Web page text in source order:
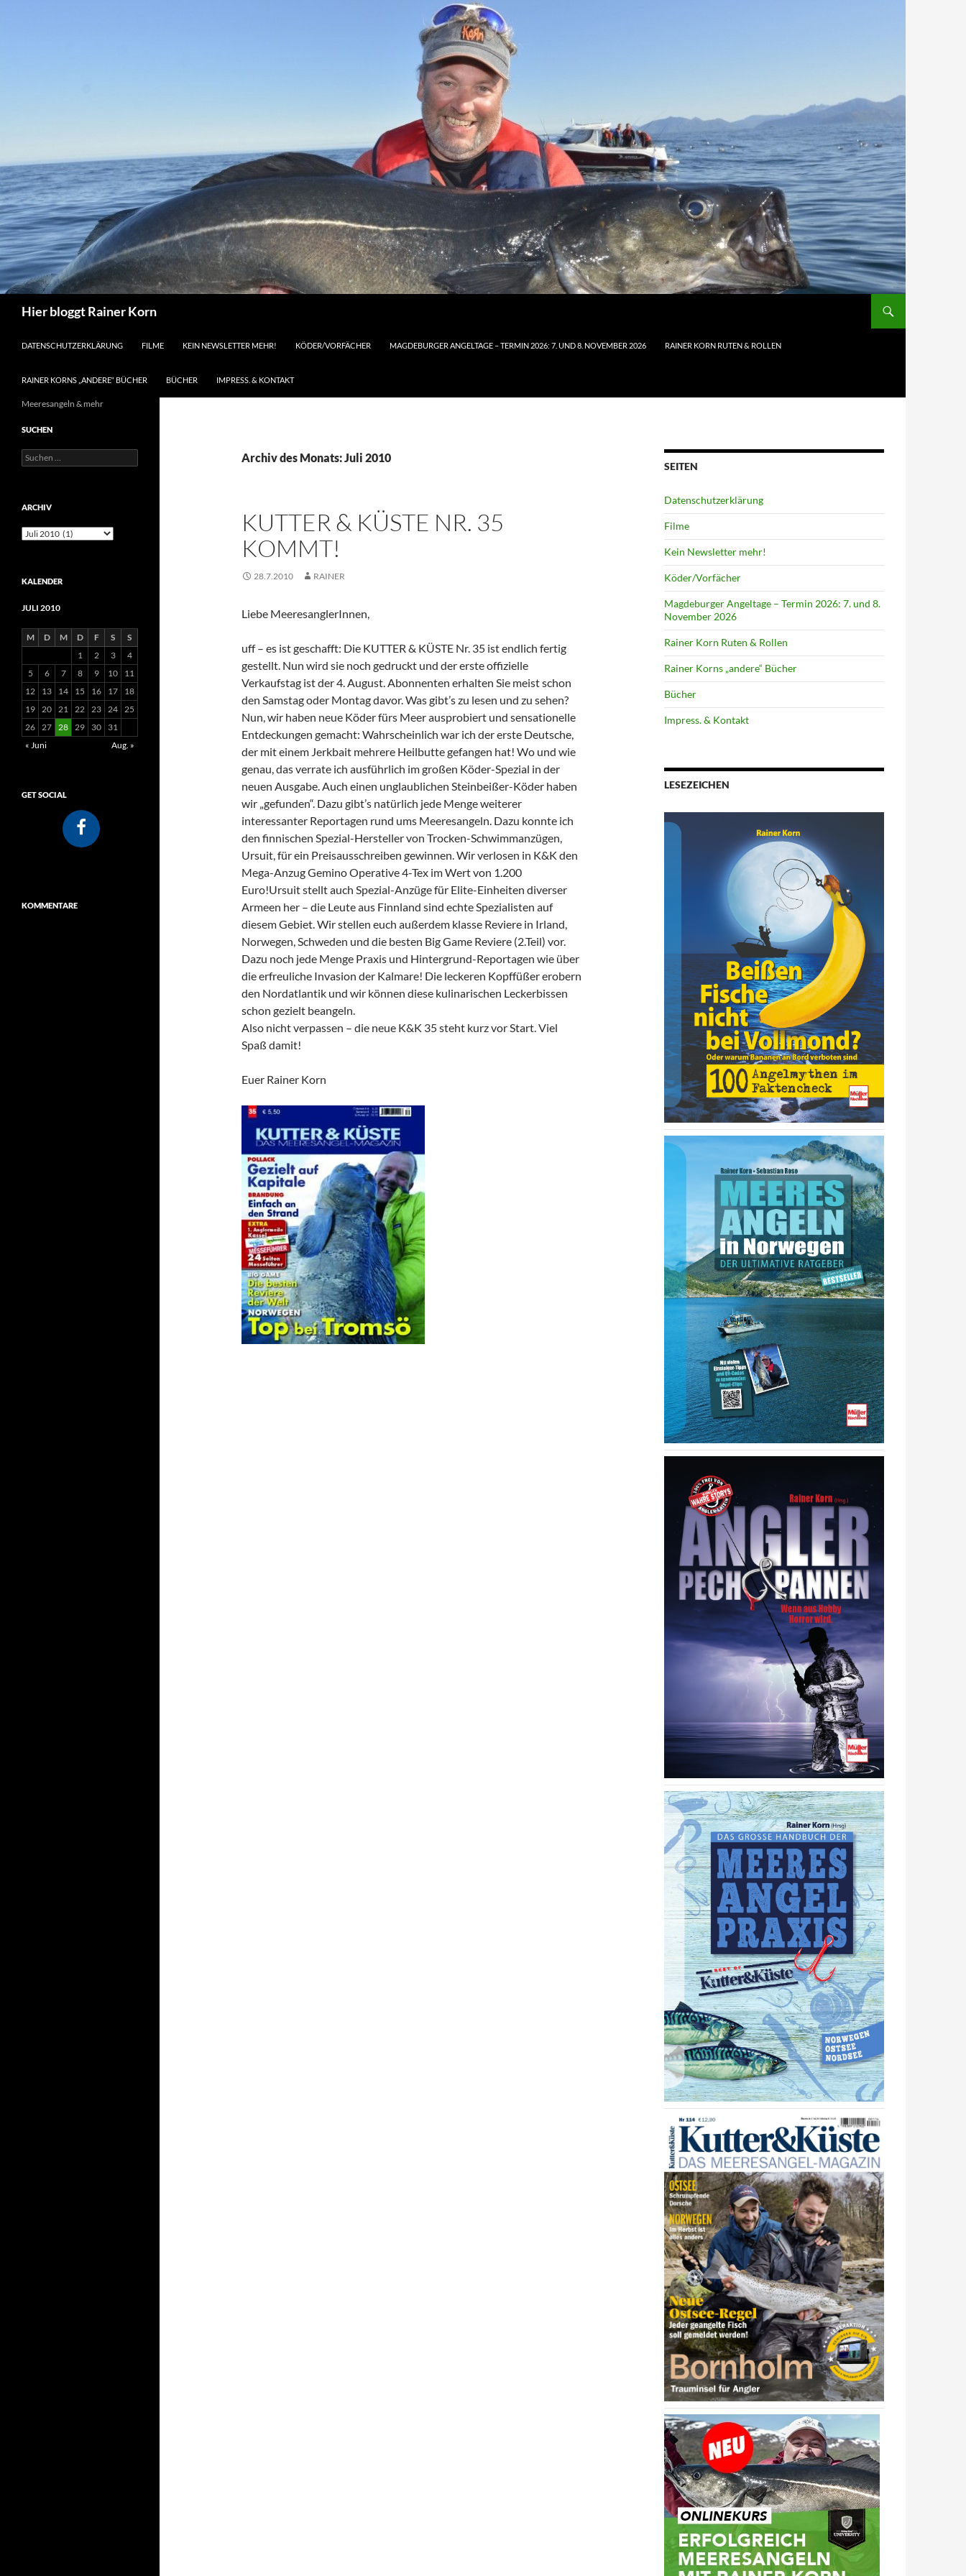
Hier bloggt Rainer Korn
DATENSCHUTZERKLÄRUNG FILME KEIN NEWSLETTER MEHR! KÖDER/VORFÄCHER MAGDEBURGER ANGELTAGE – TERMIN 2026: 7. UND 8. NOVEMBER 2026 RAINER KORN RUTEN & ROLLEN
RAINER KORNS „ANDERE“ BÜCHER BÜCHER IMPRESS. & KONTAKT
Archiv des Monats: Juli 2010
KUTTER & KÜSTE NR. 35
KOMMT!
28.7.2010 RAINER
Liebe MeeresanglerInnen,
uff – es ist geschafft: Die KUTTER & KÜSTE Nr. 35 ist endlich fertig
gestellt. Nun wird sie noch gedruckt und der erste offizielle
Verkaufstag ist der 4. August. Abonnenten erhalten Sie meist schon
den Samstag oder Montag davor. Was gibt’s zu lesen und zu sehen?
Nun, wir haben neue Köder fürs Meer ausprobiert und sensationelle
Entdeckungen gemacht: Wahrscheinlich war ich der erste Deutsche,
der mit einem Jerkbait mehrere Heilbutte gefangen hat! Wo und wie
genau, das verrate ich ausführlich im großen Köder-Spezial in der
neuen Ausgabe. Auch einen unglaublichen Steinbeißer-Köder haben
wir „gefunden“. Dazu gibt’s natürlich jede Menge weiterer
interessanter Reportagen rund ums Meeresangeln. Dazu konnte ich
den finnischen Spezial-Hersteller von Trocken-Schwimmanzügen,
Ursuit, für ein Preisausschreiben gewinnen. Wir verlosen in K&K den
Mega-Anzug Gemino Operative 4-Tex im Wert von 1.200
Euro!Ursuit stellt auch Spezial-Anzüge für Elite-Einheiten diverser
Armeen her – die Leute aus Finnland sind echte Spezialisten auf
diesem Gebiet. Wir stellen euch außerdem klasse Reviere in Irland,
Norwegen, Schweden und die besten Big Game Reviere (2.Teil) vor.
Dazu noch jede Menge Praxis und Hintergrund-Reportagen wie über
die erfreuliche Invasion der Kalmare! Die leckeren Kopffüßer erobern
den Nordatlantik und wir können diese kulinarischen Leckerbissen
schon gezielt beangeln.
Also nicht verpassen – die neue K&K 35 steht kurz vor Start. Viel
Spaß damit!
Euer Rainer Korn
SEITEN
Datenschutzerklärung
Filme
Kein Newsletter mehr!
Köder/Vorfächer
Magdeburger Angeltage – Termin 2026: 7. und 8.
November 2026
Rainer Korn Ruten & Rollen
Rainer Korns „andere“ Bücher
Bücher
Impress. & Kontakt
LESEZEICHEN
Meeresangeln & mehr
SUCHEN
Suchen
nach:
ARCHIV
Archiv
KALENDER
JULI 2010
M D M D F S
S
1
2 3
4
5
6 7 8 9 10
11
12
13 14 15 16 17
18
19 20 21 22 23 24 25
26 27 28 29 30
31
« Juni
Aug. »
GET SOCIAL
KOMMENTARE